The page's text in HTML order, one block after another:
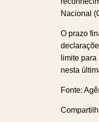
Nacional
O prazo
limite
nesta
Fonte: